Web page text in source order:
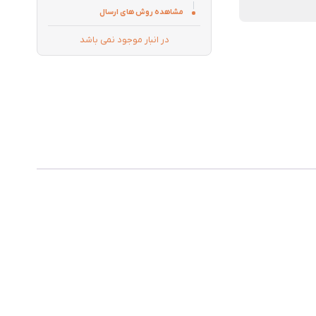
مشاهده روش های ارسال
در انبار موجود نمی باشد